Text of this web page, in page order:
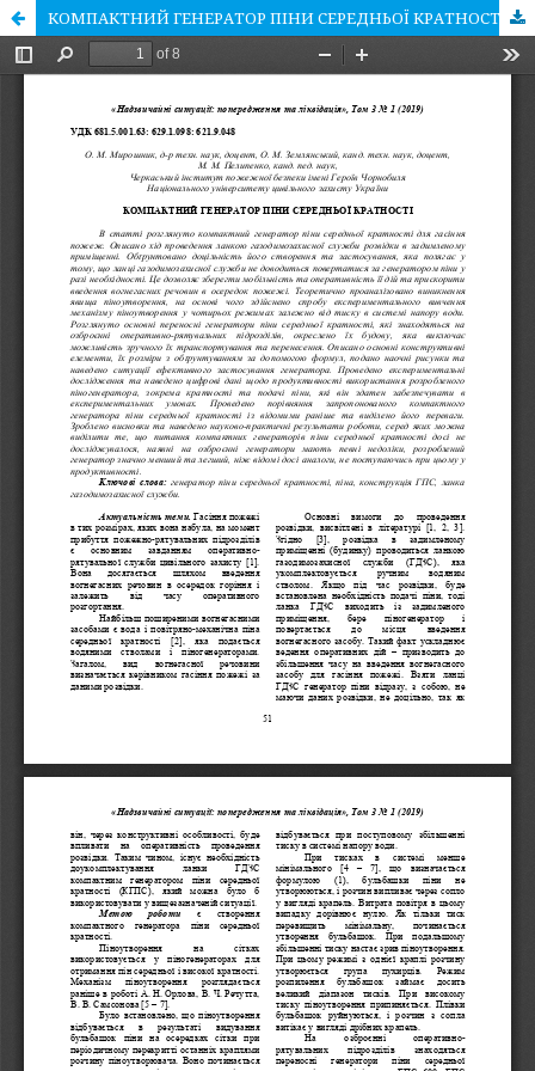
КОМПАКТНИЙ ГЕНЕРАТОР ПІНИ СЕРЕДНЬОЇ КРАТНОСТІ